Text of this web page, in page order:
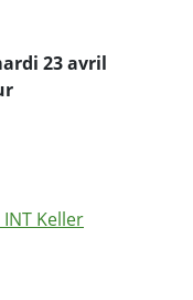
23 avril
INT Keller